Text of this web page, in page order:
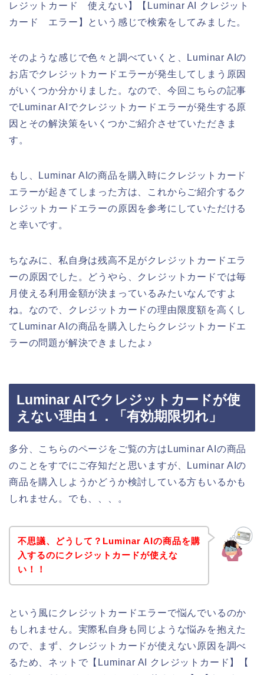
レジットカード 使えない】【Luminar AI クレジット
カード エラー】という感じで検索をしてみました。
そのような感じで色々と調べていくと、Luminar AIの
お店でクレジットカードエラーが発生してしまう原因
がいくつか分かりました。なので、今回こちらの記事
でLuminar AIでクレジットカードエラーが発生する原
因とその解決策をいくつかご紹介させていただきま
す。
もし、Luminar AIの商品を購入時にクレジットカード
エラーが起きてしまった方は、これからご紹介するク
レジットカードエラーの原因を参考にしていただける
と幸いです。
ちなみに、私自身は残高不足がクレジットカードエラ
ーの原因でした。どうやら、クレジットカードでは毎
月使える利用金額が決まっているみたいなんですよ
ね。なので、クレジットカードの理由限度額を高くし
てLuminar AIの商品を購入したらクレジットカードエ
ラーの問題が解決できましたよ♪
Luminar AIでクレジットカードが使
えない理由１．「有効期限切れ」
多分、こちらのページをご覧の方はLuminar AIの商品
のことをすでにご存知だと思いますが、Luminar AIの
商品を購入しようかどうか検討している方もいるかも
しれません。でも、、、。
不思議、どうして？Luminar AIの商品を購
入するのにクレジットカードが使えな
い！！
という風にクレジットカードエラーで悩んでいるのか
もしれません。実際私自身も同じような悩みを抱えた
ので、まず、クレジットカードが使えない原因を調べ
るため、ネットで【Luminar AI クレジットカード】【